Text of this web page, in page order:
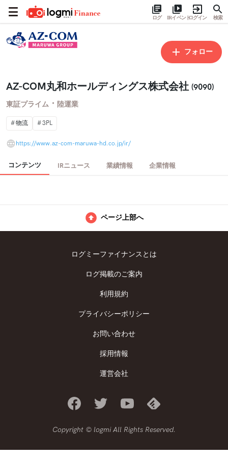
ログ IRイベントログイン 検索
フォロー
AZ-COM丸和ホールディングス株式会社 (9090)
東証プライム ・ 陸運業
物流 3PL
https://www.az-com-maruwa-hd.co.jp/ir/
コンテンツ IRニュース 業績情報 企業情報
ページ上部へ
ログミーファイナンスとは
ログ掲載のご案内
利用規約
プライバシーポリシー
お問い合わせ
採用情報
運営会社
Copyright © logmi All Rights Reserved.